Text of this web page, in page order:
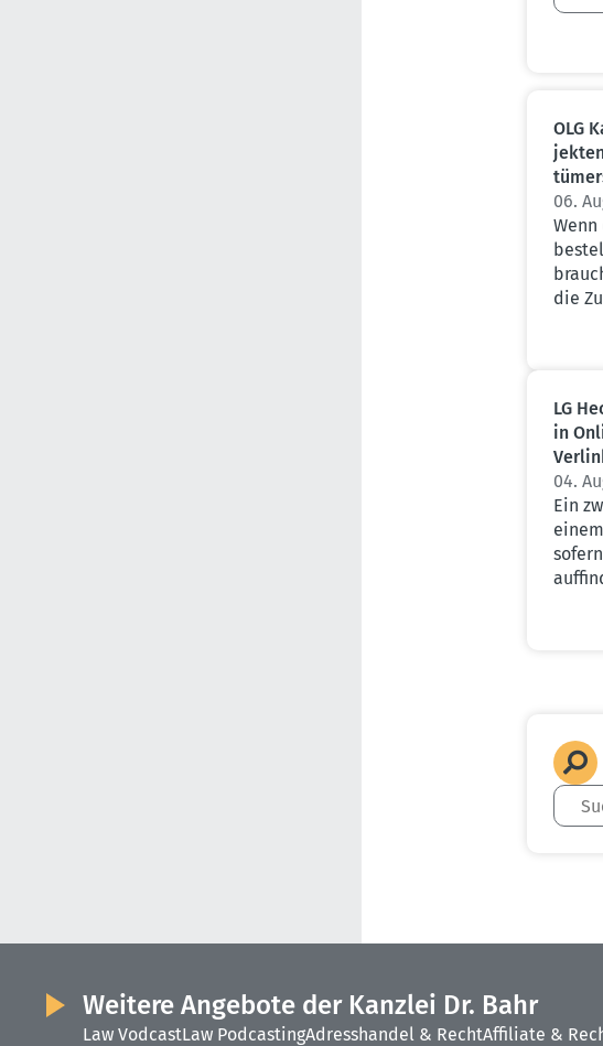
OLG
06.
die
LG
in
04.
Ein
Weitere Angebote der Kanzlei Dr. Bahr
Law VodcastLaw PodcastingAdresshandel & RechtAffiliate &